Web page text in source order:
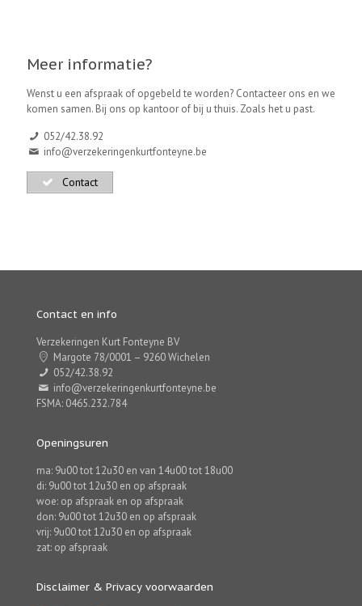
Meer informatie?
Wenst u een afspraak of opgebeld te worden? Contacteer ons en we
komen samen. Bij ons op kantoor of bij u thuis. Zoals het u past.
052/42.38.92
info@verzekeringenkurtfonteyne.be
Contact
Contact en info
Verzekeringen Kurt Fonteyne BV
Margote 78/0001 – 9260 Wichelen
052/42.38.92
info@verzekeringenkurtfonteyne.be
FSMA: 0465.232.784
Openingsuren
ma: 9u00 tot 12u30 en van 14u00 tot 18u00
di: 9u00 tot 12u30 en op afspraak
woe: op afspraak en op afspraak
don: 9u00 tot 12u30 en op afspraak
vrij: 9u00 tot 12u30 en op afspraak
zat: op afspraak
Disclaimer & Privacy voorwaarden